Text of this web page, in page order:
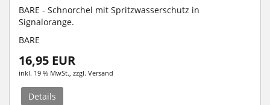
BARE - Schnorchel mit Spritzwasserschutz in
Signalorange.
BARE
16,95 EUR
inkl. 19 % MwSt. , zzgl. Versand
Details